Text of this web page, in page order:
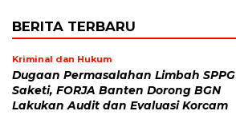
BERITA TERBARU
Kriminal dan Hukum
Dugaan Permasalahan Limbah SPPG
Saketi, FORJA Banten Dorong BGN
Lakukan Audit dan Evaluasi Korcam